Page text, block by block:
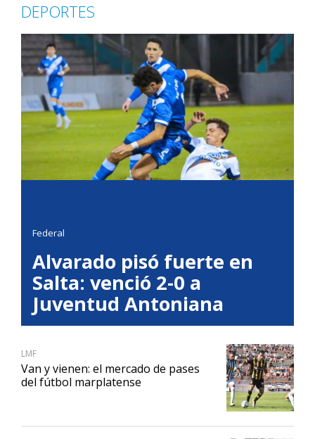
DEPORTES
Federal
Alvarado pisó fuerte en
Salta: venció 2-0 a
Juventud Antoniana
LMF
Van y vienen: el mercado de pases
del fútbol marplatense